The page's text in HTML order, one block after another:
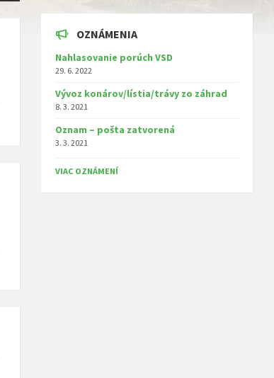
OZNÁMENIA
Nahlasovanie porúch VSD
29. 6. 2022
Vývoz konárov/lístia/trávy zo záhrad
8. 3. 2021
Oznam – pošta zatvorená
3. 3. 2021
VIAC OZNÁMENÍ